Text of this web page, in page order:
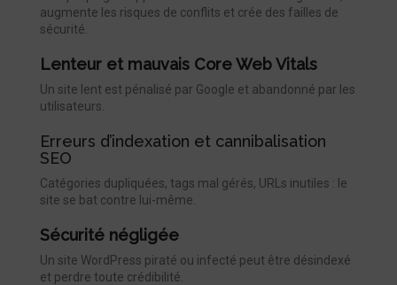
augmente les risques de conflits et crée des failles de
sécurité.
Lenteur et mauvais Core Web Vitals
Un site lent est pénalisé par Google et abandonné par les
utilisateurs.
Erreurs d’indexation et cannibalisation
SEO
Catégories dupliquées, tags mal gérés, URLs inutiles : le
site se bat contre lui-même.
Sécurité négligée
Un site WordPress piraté ou infecté peut être désindexé
et perdre toute crédibilité.